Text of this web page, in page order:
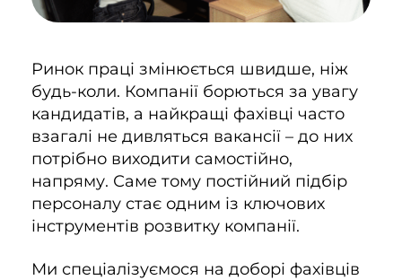
Ринок праці змінюється швидше, ніж
будь-коли. Компанії борються за увагу
кандидатів, а найкращі фахівці часто
взагалі не дивляться вакансії – до них
потрібно виходити самостійно,
напряму. Саме тому постійний підбір
персоналу стає одним із ключових
інструментів розвитку компанії.
Ми спеціалізуємося на доборі фахівців